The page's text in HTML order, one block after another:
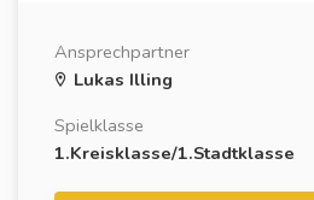
Ansprechpartner
Lukas Illing
Spielklasse
1.Kreisklasse/1.Stadtklasse